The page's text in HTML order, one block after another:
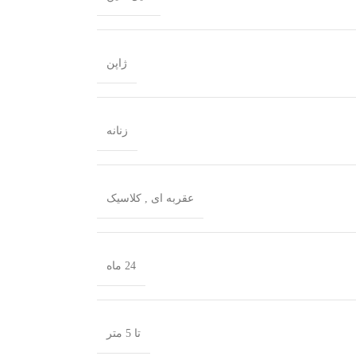
ژاپن
زنانه
عقربه ای , کلاسیک
24 ماه
تا 5 متر